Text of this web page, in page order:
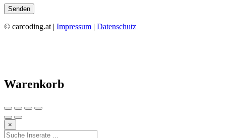
© carcoding.at | Impressum | Datenschutz
Warenkorb
×